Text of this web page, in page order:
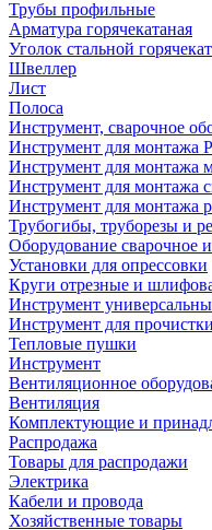
Трубы профильные
Арматура горячекатаная
Уголок стальной
Швеллер
Лист
Полоса
Инструмент, сварочное
Инструмент для монтажа
Инструмент для монтажа
Инструмент для монтажа
Инструмент для монтажа
Трубогибы, труборезы и
Оборудование сварочное
Установки для опрессовки
Круги отрезные и
Инструмент
Инструмент для прочистки
Тепловые пушки
Инструмент
Вентиляционное
Вентиляция
Комплектующие и
Распродажа
Товары для распродажи
Электрика
Кабели и провода
Хозяйственные товары